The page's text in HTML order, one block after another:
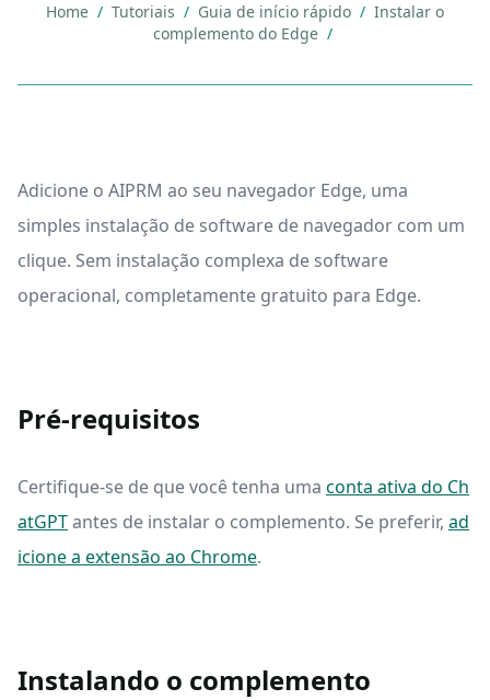
Home / Tutoriais / Guia de início rápido / Instalar o
complemento do Edge /
Adicione o AIPRM ao seu navegador Edge, uma
simples instalação de software de navegador com um
clique. Sem instalação complexa de software
operacional, completamente gratuito para Edge.
Pré-requisitos
Certifique-se de que você tenha uma conta ativa do Ch
atGPTantes de instalar o complemento. Se preferir, ad
icione a extensão ao Chrome.
Instalando o complemento